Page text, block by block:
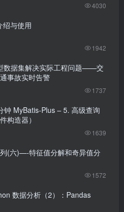
4030
绍与使用
1942
数据集解决实际工程问题——交
事故实时告警
1737
钟 MyBatis-Plus – 5. 高级查询
构造器）
1639
(六)—-特征值分解和奇异值分
1572
数据分析（2）：Pandas